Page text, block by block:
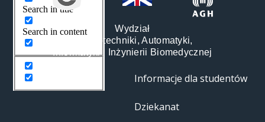
Search in title
Search in content
Wydział
Elektrotechniki, Automatyki,
Informatyki i Inżynierii Biomedycznej
Informacje dla studentów
Dziekanat